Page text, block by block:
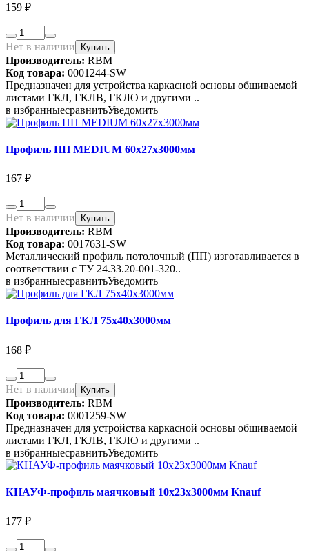
159 ₽
Нет в наличии Купить
Производитель: RBM
Код товара: 0001244-SW
Предназначен для устройства каркасной основы обшиваемой
листами ГКЛ, ГКЛВ, ГКЛО и другими ..
в избранныесравнитьУведомить
Профиль ПП MEDIUM 60х27х3000мм
167 ₽
Нет в наличии Купить
Производитель: RBM
Код товара: 0017631-SW
Металлический профиль потолочный (ПП) изготавливается в
соответствии с ТУ 24.33.20-001-320..
в избранныесравнитьУведомить
Профиль для ГКЛ 75х40х3000мм
168 ₽
Нет в наличии Купить
Производитель: RBM
Код товара: 0001259-SW
Предназначен для устройства каркасной основы обшиваемой
листами ГКЛ, ГКЛВ, ГКЛО и другими ..
в избранныесравнитьУведомить
КНАУФ-профиль маячковый 10х23х3000мм Knauf
177 ₽